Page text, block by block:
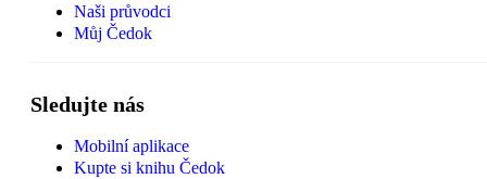
Naši průvodci
Můj Čedok
Sledujte nás
Mobilní aplikace
Kupte si knihu Čedok